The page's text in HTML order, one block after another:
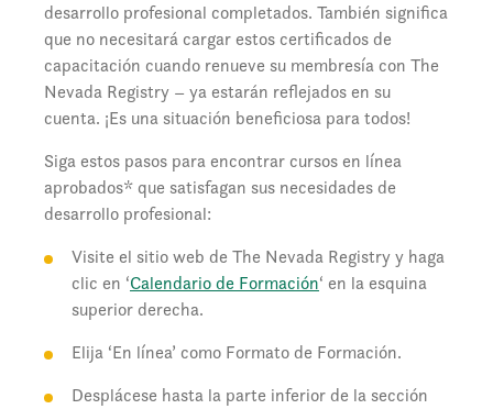
desarrollo profesional completados. También significa
que no necesitará cargar estos certificados de
capacitación cuando renueve su membresía con The
Nevada Registry – ya estarán reflejados en su
cuenta. ¡Es una situación beneficiosa para todos!
Siga estos pasos para encontrar cursos en línea
aprobados* que satisfagan sus necesidades de
desarrollo profesional:
Visite el sitio web de The Nevada Registry y haga
clic en ‘Calendario de Formación‘ en la esquina
superior derecha.
Elija ‘En línea’ como Formato de Formación.
Desplácese hasta la parte inferior de la sección